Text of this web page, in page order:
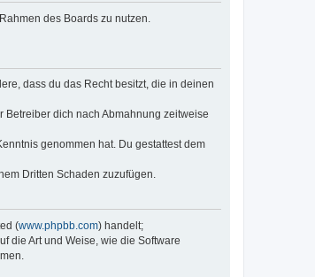
des Boards zu nutzen.
dass du das Recht besitzt, die in deinen
dich nach Abmahnung zeitweise
genommen hat. Du gestattest dem
Dritten Schaden zuzufügen.
(www.phpbb.com) handelt;
die Art und Weise, wie die Software